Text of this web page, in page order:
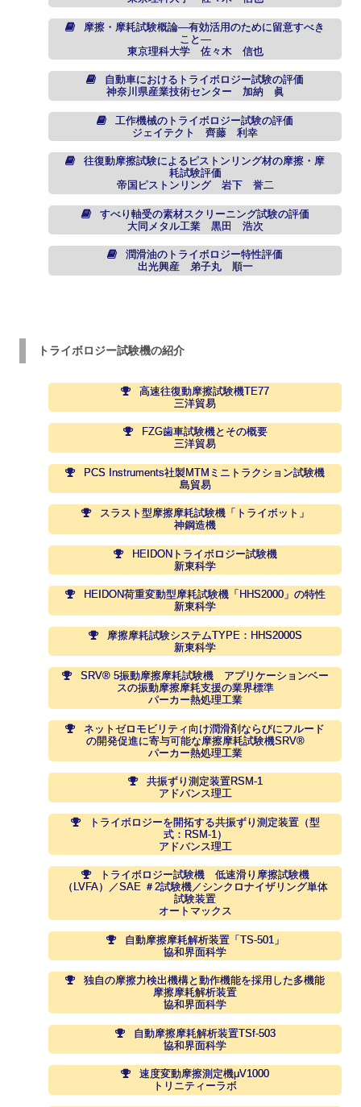
摩擦・摩耗試験概論―有効活用のために留意すべき
こと―
東京理科大学 佐々木 信也
自動車におけるトライボロジー試験の評価
神奈川県産業技術センター 加納 眞
工作機械のトライボロジー試験の評価
ジェイテクト 齊藤 利幸
往復動摩擦試験によるピストンリング材の摩擦・摩
耗試験評価
帝国ピストンリング 岩下 誉二
すべり軸受の素材スクリーニング試験の評価
大同メタル工業 黒田 浩次
潤滑油のトライボロジー特性評価
出光興産 弟子丸 順一
トライボロジー試験機の紹介
高速往復動摩擦試験機TE77
三洋貿易
FZG歯車試験機とその概要
三洋貿易
PCS Instruments社製MTMミニトラクション試験機
島貿易
スラスト型摩擦摩耗試験機「トライボット」
神鋼造機
HEIDONトライボロジー試験機
新東科学
HEIDON荷重変動型摩耗試験機「HHS2000」の特性
新東科学
摩擦摩耗試験システムTYPE：HHS2000S
新東科学
SRV® 5振動摩擦摩耗試験機 アプリケーションベー
スの振動摩擦摩耗支援の業界標準
パーカー熱処理工業
ネットゼロモビリティ向け潤滑剤ならびにフルード
の開発促進に寄与可能な摩擦摩耗試験機SRV®
パーカー熱処理工業
共振ずり測定装置RSM-1
アドバンス理工
トライボロジーを開拓する共振ずり測定装置（型
式：RSM-1）
アドバンス理工
トライボロジー試験機 低速滑り摩擦試験機
（LVFA）／SAE ＃2試験機／シンクロナイザリング単体
試験装置
オートマックス
自動摩擦摩耗解析装置「TS-501」
協和界面科学
独自の摩擦力検出機構と動作機能を採用した多機能
摩擦摩耗解析装置
協和界面科学
自動摩擦摩耗解析装置TSf-503
協和界面科学
速度変動摩擦測定機μV1000
トリニティーラボ